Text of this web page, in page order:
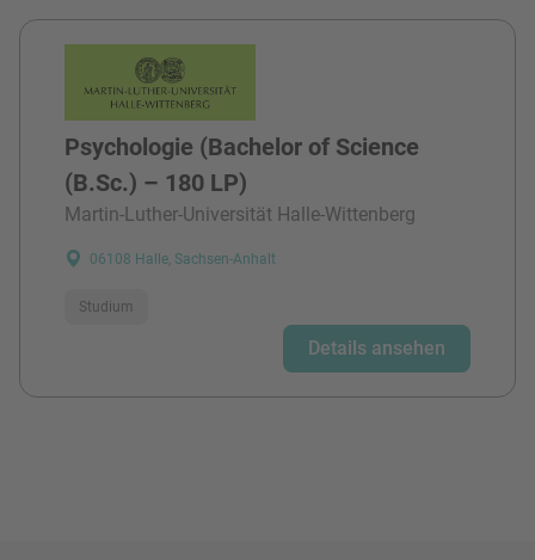
Psychologie (Bachelor of Science
(B.Sc.) – 180 LP)
Martin-Luther-Universität Halle-Wittenberg
06108 Halle, Sachsen-Anhalt
Studium
Details ansehen